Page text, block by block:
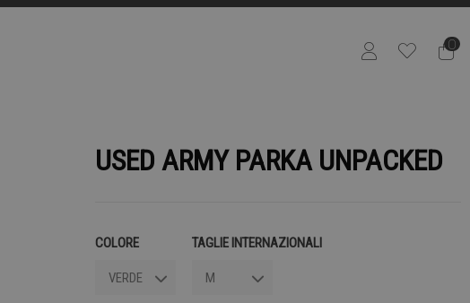
0
USED ARMY PARKA UNPACKED
COLORE TAGLIE INTERNAZIONALI